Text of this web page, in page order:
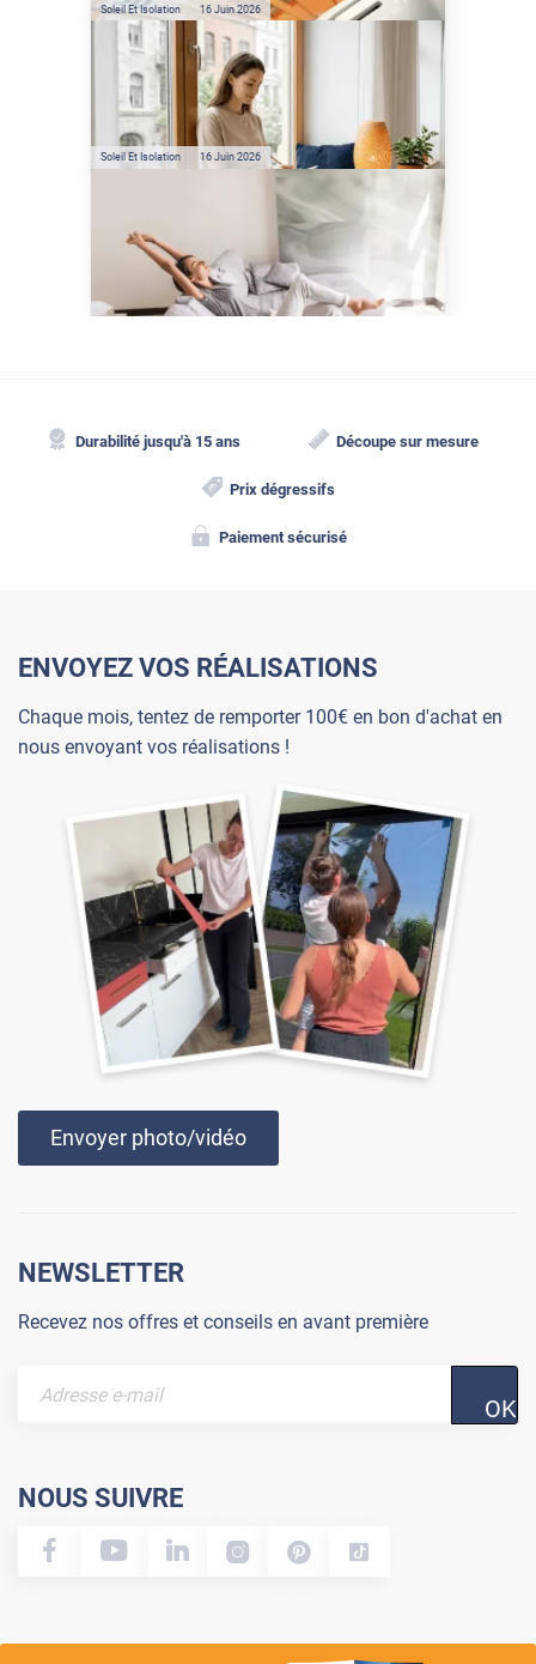
Soleil Et Isolation 16 Juin 2026
Préservez votre logement de
la chaleur : les conseils de
Jamy de C'est Pas Sorcier
Soleil Et Isolation 16 Juin 2026
Comment protéger sa
maison de la chaleur sans
climatisation ?
Durabilité jusqu'à 15 ans Découpe sur mesure
Prix dégressifs
Paiement sécurisé
ENVOYEZ VOS RÉALISATIONS
Chaque mois, tentez de remporter 100€ en bon d'achat en
nous envoyant vos réalisations !
Envoyer photo/vidéo
NEWSLETTER
Recevez nos offres et conseils en avant première
OK
NOUS SUIVRE